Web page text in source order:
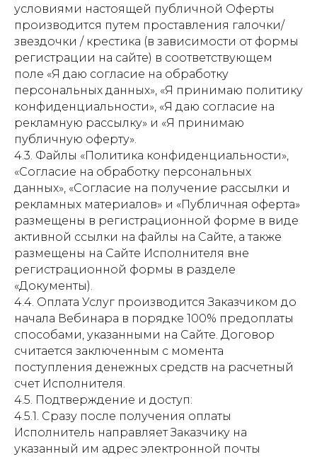
условиями настоящей публичной Оферты
производится путем проставления галочки/
звездочки / крестика (в зависимости от формы
регистрации на сайте) в соответствующем
поле «Я даю согласие на обработку
персональных данных», «Я принимаю политику
конфиденциальности», «Я даю согласие на
рекламную рассылку» и «Я принимаю
публичную оферту».
4.3. Файлы «Политика конфиденциальности»,
«Согласие на обработку персональных
данных», «Согласие на получение рассылки и
рекламных материалов» и «Публичная оферта»
размещены в регистрационной форме в виде
активной ссылки на файлы на Сайте, а также
размещены на Сайте Исполнителя вне
регистрационной формы в разделе
«Документы).
4.4. Оплата Услуг производится Заказчиком до
начала Вебинара в порядке 100% предоплаты
способами, указанными на Сайте. Договор
считается заключенным с момента
поступления денежных средств на расчетный
счет Исполнителя.
4.5. Подтверждение и доступ:
4.5.1. Сразу после получения оплаты
Исполнитель направляет Заказчику на
указанный им адрес электронной почты